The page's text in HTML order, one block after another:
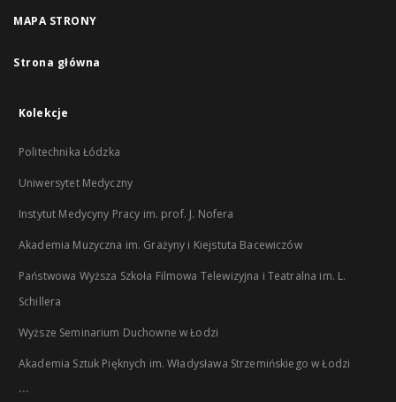
MAPA STRONY
Strona główna
Kolekcje
Politechnika Łódzka
Uniwersytet Medyczny
Instytut Medycyny Pracy im. prof. J. Nofera
Akademia Muzyczna im. Grażyny i Kiejstuta Bacewiczów
Państwowa Wyższa Szkoła Filmowa Telewizyjna i Teatralna im. L.
Schillera
Wyższe Seminarium Duchowne w Łodzi
Akademia Sztuk Pięknych im. Władysława Strzemińskiego w Łodzi
...